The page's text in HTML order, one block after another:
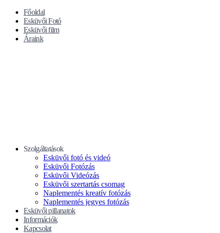
Főoldal
Esküvői Fotó
Esküvői film
Áraink
Szolgáltatások
Esküvői fotó és videó
Esküvői Fotózás
Esküvői Videózás
Esküvői szertartás csomag
Naplementés kreatív fotózás
Naplementés jegyes fotózás
Esküvői pillanatok
Információk
Kapcsolat